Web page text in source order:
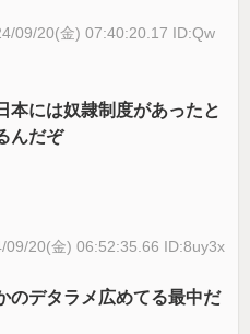
09/20(金) 07:40:20.17 ID:Qw
本には奴隷制度があったと
んだぞ
09/20(金) 06:52:35.66 ID:8uy3x
のデタラメ広めてる最中だ